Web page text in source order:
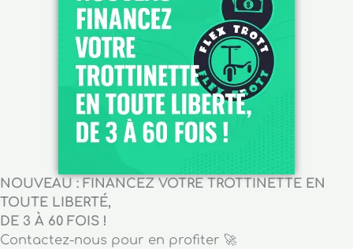
NOUVEAU : FINANCEZ VOTRE TROTTINETTE EN
TOUTE LIBERTÉ,
DE 3 À 60 FOIS !
Contactez-nous pour en profiter 🚀